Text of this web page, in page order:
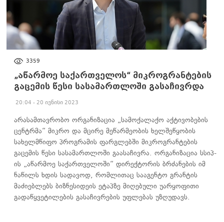
3359
„აწარმოე საქართველოს“ მიკროგრანტების
გაცემის წესი სასამართლოში გასაჩივრდა
20:04 - 20 ივნისი 2023
არასამთავრობო ორგანიზაცია „სამოქალაქო აქტივობების
ცენტრმა“ მიკრო და მცირე მეწარმეობის ხელშეწყობის
სახელმწიფო პროგრამის ფარგლებში მიკროგრანტების
გაცემის წესი სასამართლოში გაასაჩივრა. ორგანიზაცია სსიპ-
ის „აწარმოე საქართველოში“ დირექტორის ბრძანების იმ
ნაწილს ხდის სადავოდ, რომლითაც სააგენტო გრანტის
მაძიებლებს ბიზნესიდეის ეტაპზე მიღებული უარყოფითი
გადაწყვეტილების გასაჩივრების უფლებას უზღუდავს.